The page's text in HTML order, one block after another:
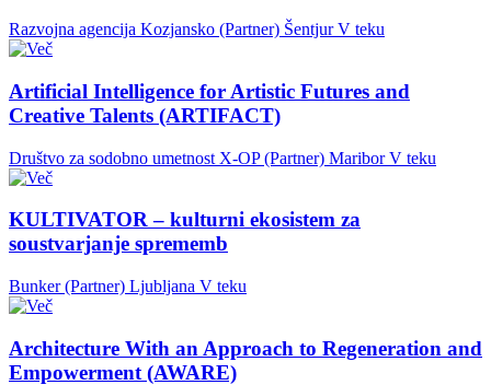
Razvojna agencija Kozjansko (Partner) Šentjur V teku
Artificial Intelligence for Artistic Futures and
Creative Talents (ARTIFACT)
Društvo za sodobno umetnost X-OP (Partner) Maribor V teku
KULTIVATOR – kulturni ekosistem za
soustvarjanje sprememb
Bunker (Partner) Ljubljana V teku
Architecture With an Approach to Regeneration and
Empowerment (AWARE)